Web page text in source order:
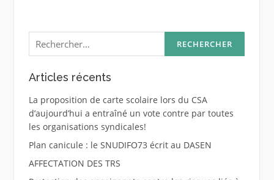
Rechercher :
Articles récents
La proposition de carte scolaire lors du CSA
d’aujourd’hui a entraîné un vote contre par toutes
les organisations syndicales!
Plan canicule : le SNUDIFO73 écrit au DASEN
AFFECTATION DES TRS